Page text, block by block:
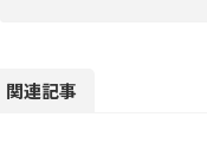
関連記事